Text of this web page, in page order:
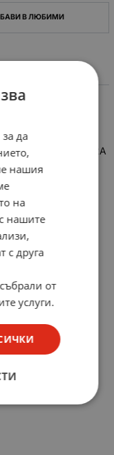
В ЛЮБИМИ
STATE RELAY) 2A
да
нашия
на
нашите
с друга
от
услуги.